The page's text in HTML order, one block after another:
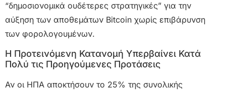
“δημοσιονομικά ουδέτερες στρατηγικές” για την
αύξηση των αποθεμάτων Bitcoin χωρίς επιβάρυνση
των φορολογουμένων.
Η Προτεινόμενη Κατανομή Υπερβαίνει Κατά
Πολύ τις Προηγούμενες Προτάσεις
Αν οι ΗΠΑ αποκτήσουν το 25% της συνολικής